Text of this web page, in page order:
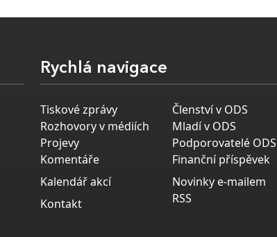
Rychlá navigace
Tiskové zprávy
Rozhovory v médiích
Projevy
Komentáře
Kalendář akcí
Kontakt
Členství v ODS
Mladí v ODS
Podporovatelé ODS
Finanční příspěvek
Novinky e-mailem
RSS